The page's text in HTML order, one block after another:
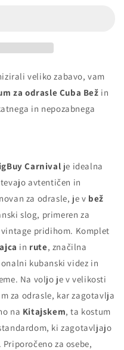
veliko zabavo, vam
za odrasle Cuba Bež in
in nepozabnega
Carnival je idealna
avtentičen in
za odrasle, je v bež
slog, primeren za
pridihom. Komplet
in rute, značilna
kubanski videz in
Na voljo je v velikosti
za odrasle, kar zagotavlja
na Kitajskem, ta kostum
ki zagotavljajo
za osebe,